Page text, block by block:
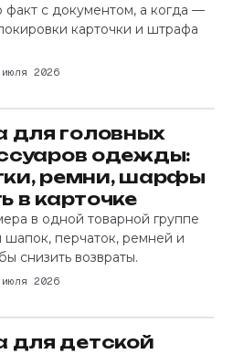
факт с документом, а когда —
карточки и штрафа
2026
головных
одежды:
ремни, шарфы
в карточке
в одной товарной группе
шапок, перчаток, ремней и
снизить возвраты.
2026
детской